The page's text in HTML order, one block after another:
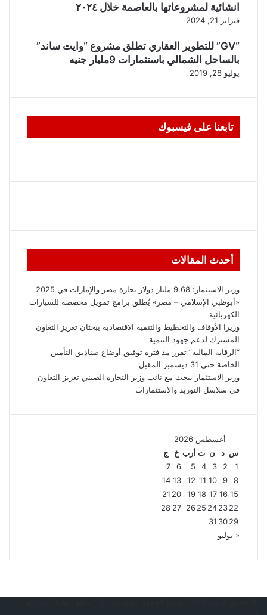
انشائية لمشروعاتها بالعاصمة خلال ٢٠٢٤
فبراير 21, 2024
“GV” للتطوير العقاري تطلق مشروع “وايت ساند”
بالساحل الشمالي باستثمارات 9مليار جنيه
يوليو 28, 2019
تابعنا على فيسبوك
أحدث المقالات
وزير الاستثمار: 9.68 مليار دولار تجارة مصر والإمارات في 2025
«أبوظبي الإسلامي – مصر» يُطلق برامج تمويل مخصصة للسيارات
الكهربائية
وزيرا الأوقاف والتخطيط والتنمية الاقتصادية يبحثان تعزيز التعاون
المشترك لدعم جهود التنمية
“الرقابة المالية” تقرر مد فترة توفيق أوضاع صناديق التأمين
الخاصة حتى 31 ديسمبر المقبل
وزير الاستثمار يبحث مع نائب وزير التجارة الصيني تعزيز التعاون
في سلاسل التوريد والاستثمارات
أغسطس 2026
س د ن ث أرب خ
ج
1
2
3
4
5
6
7
8
9
10
11
12
13
14
15
16
17
18
19
20
21
22
23
24
25
26
27
28
29
30
31
« يوليو